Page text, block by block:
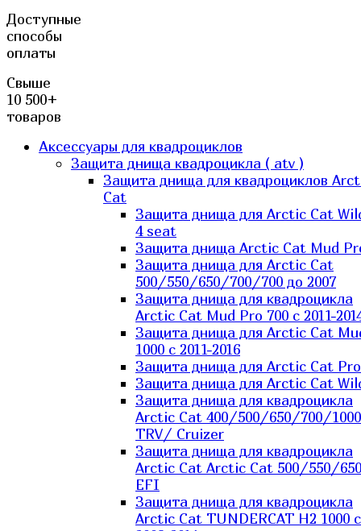
Доступные
способы
оплаты
Свыше
10 500+
товаров
Аксессуары для квадроциклов
Защита днища квадроцикла ( atv )
Защита днища для квадроциклов
Cat
Защита днища для Arctic Cat
4 seat
Защита днища Arctic Cat Mud
Защита днища для Arctic Cat
500/550/650/700/700 до 2007
Защита днища для квадроцикла
Arctic Cat Mud Pro 700 с 2011-
Защита днища для Arctic Cat
1000 c 2011-2016
Защита днища для Arctic Cat
Защита днища для Arctic Cat
Защита днища для квадроцикла
Arctic Cat 400/500/650/700/1000
TRV/ Cruizer
Защита днища для квадроцикла
Arctic Cat Arctic Cat 500/550/
EFI
Защита днища для квадроцикла
Arctic Cat TUNDERCAT H2 1000 c